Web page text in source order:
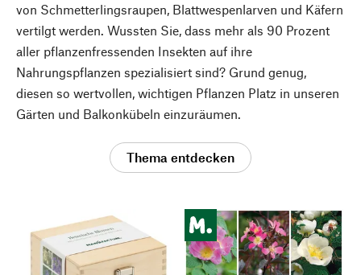
von Schmetterlingsraupen, Blattwespenlarven und Käfern
vertilgt werden. Wussten Sie, dass mehr als 90 Prozent
aller pflanzenfressenden Insekten auf ihre
Nahrungspflanzen spezialisiert sind? Grund genug,
diesen so wertvollen, wichtigen Pflanzen Platz in unseren
Gärten und Balkonkübeln einzuräumen.
Thema entdecken